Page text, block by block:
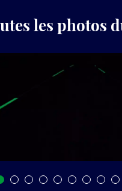
les photos